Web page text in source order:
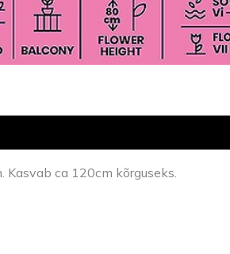
Kasvab ca 120cm kõrguseks.